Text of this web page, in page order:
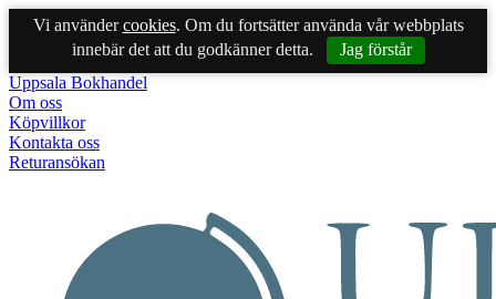
Vi användercookies. Om du fortsätter använda vår webbplats
innebär det att du godkänner detta.
Jag förstår
Uppsala Bokhandel
Om oss
Köpvillkor
Kontakta oss
Returansökan